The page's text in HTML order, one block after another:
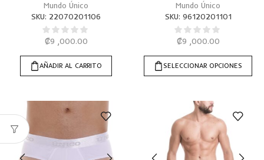
Mundo Único
SKU: 22070201106
₡9 ,000.00
AÑADIR AL CARRITO
Mundo Único
SKU: 96120201101
₡9 ,000.00
SELECCIONAR OPCIONES